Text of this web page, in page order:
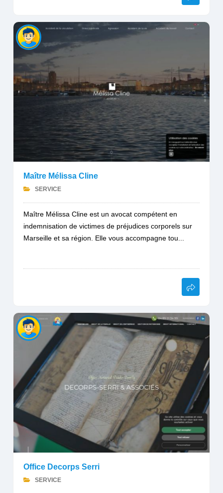
Maître Mélissa Cline
SERVICE
Maître Mélissa Cline est un avocat compétent en
indemnisation de victimes de préjudices corporels sur
Marseille et sa région. Elle vous accompagne tou...
Office Decorps Serri
SERVICE